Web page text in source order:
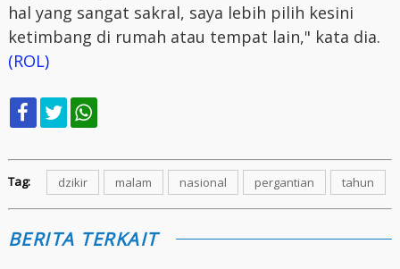
hal yang sangat sakral, saya lebih pilih kesini
ketimbang di rumah atau tempat lain," kata dia.
(ROL)
Tag: dzikir malam nasional pergantian tahun
BERITA TERKAIT